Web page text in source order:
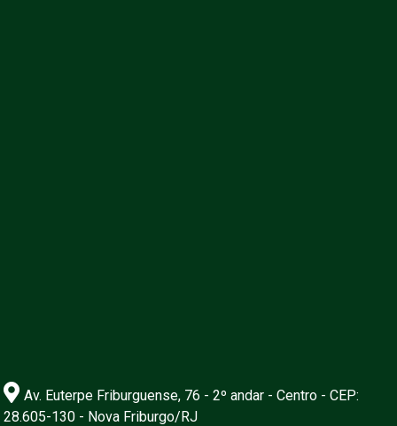
Av. Euterpe Friburguense, 76 - 2º andar - Centro - CEP:
28.605-130 - Nova Friburgo/RJ